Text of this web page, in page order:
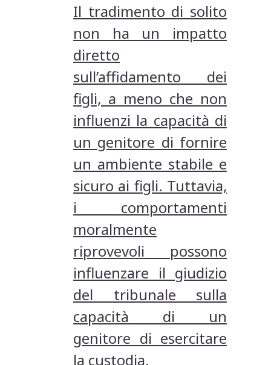
Il tradimento di solito
non ha un impatto
diretto
sull’affidamento dei
figli, a meno che non
influenzi la capacità di
un genitore di fornire
un ambiente stabile e
sicuro ai figli. Tuttavia,
i comportamenti
moralmente
riprovevoli possono
influenzare il giudizio
del tribunale sulla
capacità di un
genitore di esercitare
la custodia.